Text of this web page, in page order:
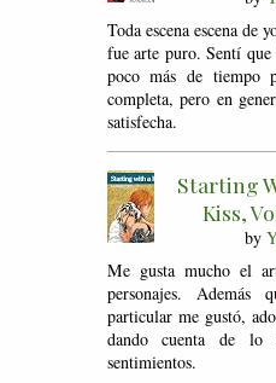
Toda escena escena de
fue arte puro. Sentí que
poco más de tiempo
completa, pero en
satisfecha.
Starting
Kiss,
by
Me gusta mucho el
personajes. Además
particular me gustó,
dando cuenta de lo
sentimientos.